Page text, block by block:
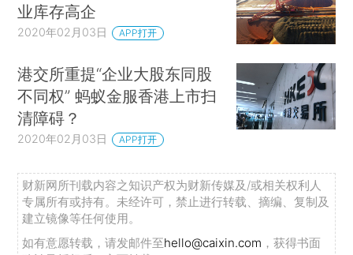
业库存高企
2020年02月03日 APP打开
港交所重提“企业大股东同股
不同权” 蚂蚁金服香港上市扫
清障碍？
2020年02月03日 APP打开
财新网所刊载内容之知识产权为财新传媒及/或相关权利人
专属所有或持有。未经许可，禁止进行转载、摘编、复制及
建立镜像等任何使用。
如有意愿转载，请发邮件至hello@caixin.com ，获得书面